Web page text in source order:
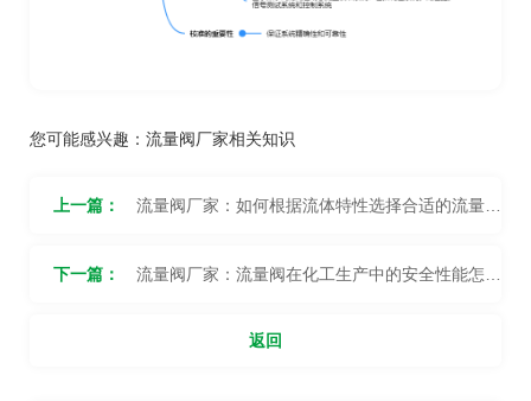
您可能感兴趣： 流量阀厂家相关知识
上一篇： 流量阀厂家：如何根据流体特性选择合适的流量阀
类型？
下一篇： 流量阀厂家：流量阀在化工生产中的安全性能怎么
返回